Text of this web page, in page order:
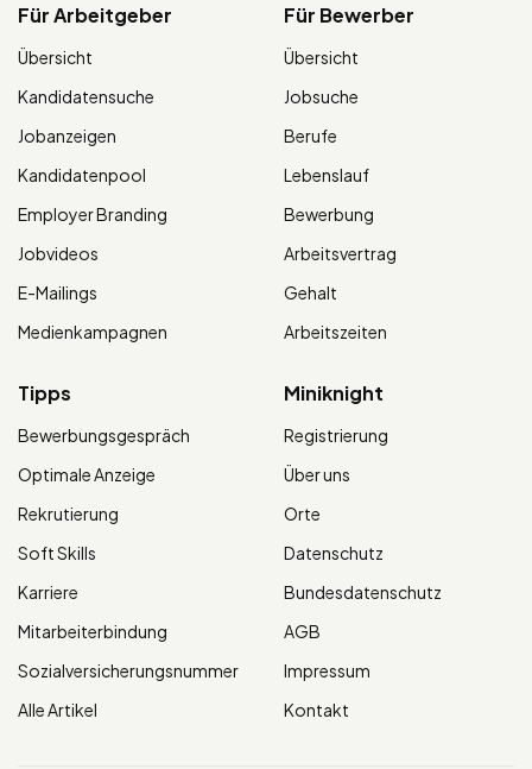
Für Arbeitgeber
Übersicht
Kandidatensuche
Jobanzeigen
Kandidatenpool
Employer Branding
Jobvideos
E-Mailings
Medienkampagnen
Für Bewerber
Übersicht
Jobsuche
Berufe
Lebenslauf
Bewerbung
Arbeitsvertrag
Gehalt
Arbeitszeiten
Tipps
Bewerbungsgespräch
Optimale Anzeige
Rekrutierung
Soft Skills
Karriere
Mitarbeiterbindung
Sozialversicherungsnummer
Alle Artikel
Miniknight
Registrierung
Über uns
Orte
Datenschutz
Bundesdatenschutz
AGB
Impressum
Kontakt